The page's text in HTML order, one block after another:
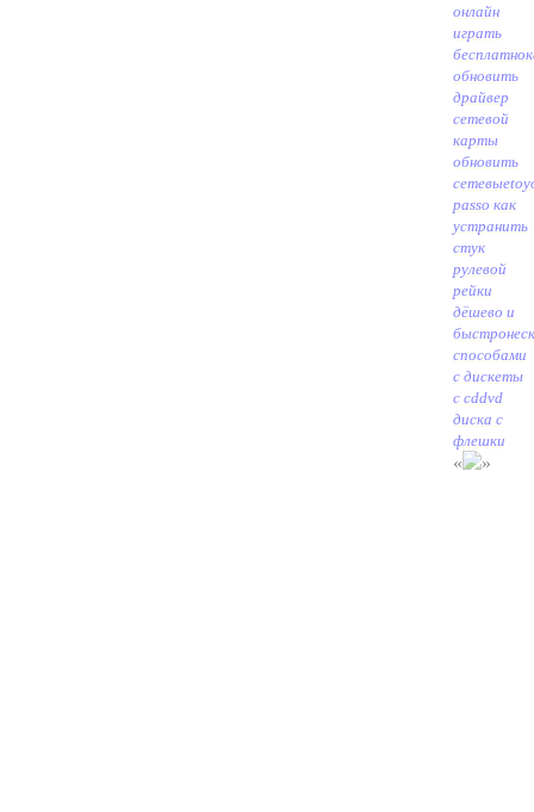
онлайн
играть
бесплатно
обновить
драйвер
сетевой
карты
обновить
сетевые
passo как
устранить
стук
рулевой
рейки
дёшево и
быстро
способами
с дискеты
с cddvd
диска с
флешки